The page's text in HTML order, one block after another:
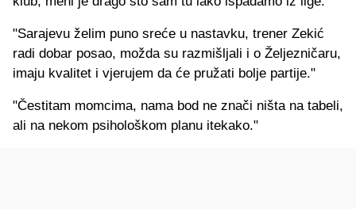
"Sarajevu želim puno sreće u nastavku, trener Zekić
radi dobar posao, možda su razmišljali i o Željezničaru,
imaju kvalitet i vjerujem da će pružati bolje partije."
"Čestitam momcima, nama bod ne znači ništa na tabeli,
ali na nekom psihološkom planu itekako."